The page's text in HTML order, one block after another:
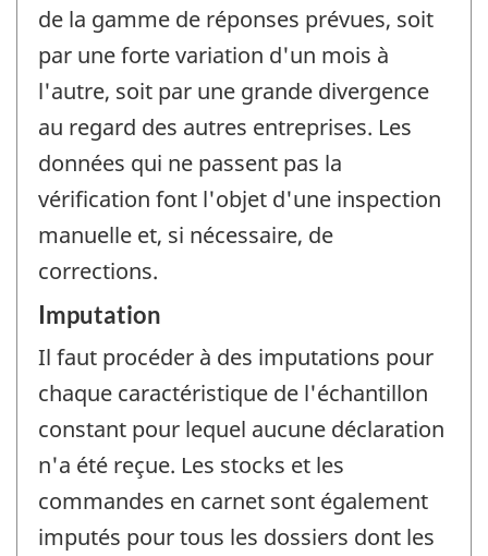
de la gamme de réponses prévues, soit
par une forte variation d'un mois à
l'autre, soit par une grande divergence
au regard des autres entreprises. Les
données qui ne passent pas la
vérification font l'objet d'une inspection
manuelle et, si nécessaire, de
corrections.
Imputation
Il faut procéder à des imputations pour
chaque caractéristique de l'échantillon
constant pour lequel aucune déclaration
n'a été reçue. Les stocks et les
commandes en carnet sont également
imputés pour tous les dossiers dont les